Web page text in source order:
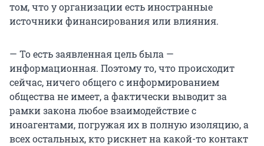
том, что у организации есть иностранные
источники финансирования или влияния.
— То есть заявленная цель была —
информационная. Поэтому то, что происходит
сейчас, ничего общего с информированием
общества не имеет, а фактически выводит за
рамки закона любое взаимодействие с
иноагентами, погружая их в полную изоляцию, а
всех остальных, кто рискнет на какой-то контакт